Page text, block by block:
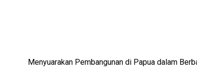
Menyuarakan Pembangunan di Papua dalam